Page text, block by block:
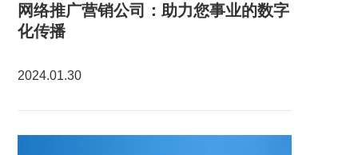
网络推广营销公司：助力您事业的数字
化传播
2024.01.30